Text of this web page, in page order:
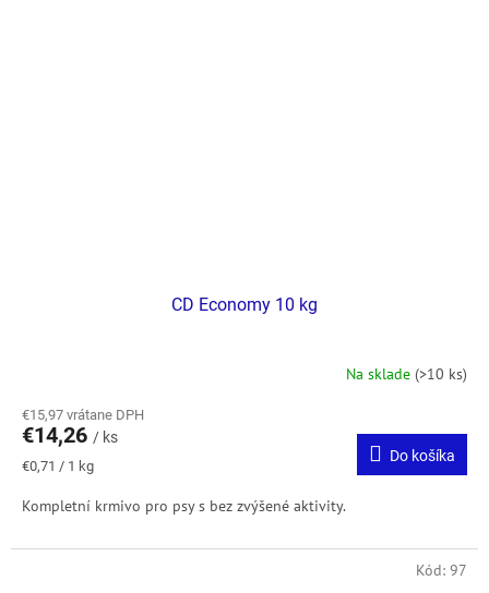
CD Economy 10 kg
Na sklade (>10 ks)
€15,97 vrátane DPH
€14,26 / ks
Jednotková
€0,71 / 1 kg
Do košíka
Kompletní krmivo pro psy s bez zvýšené aktivity.
Kód: 97